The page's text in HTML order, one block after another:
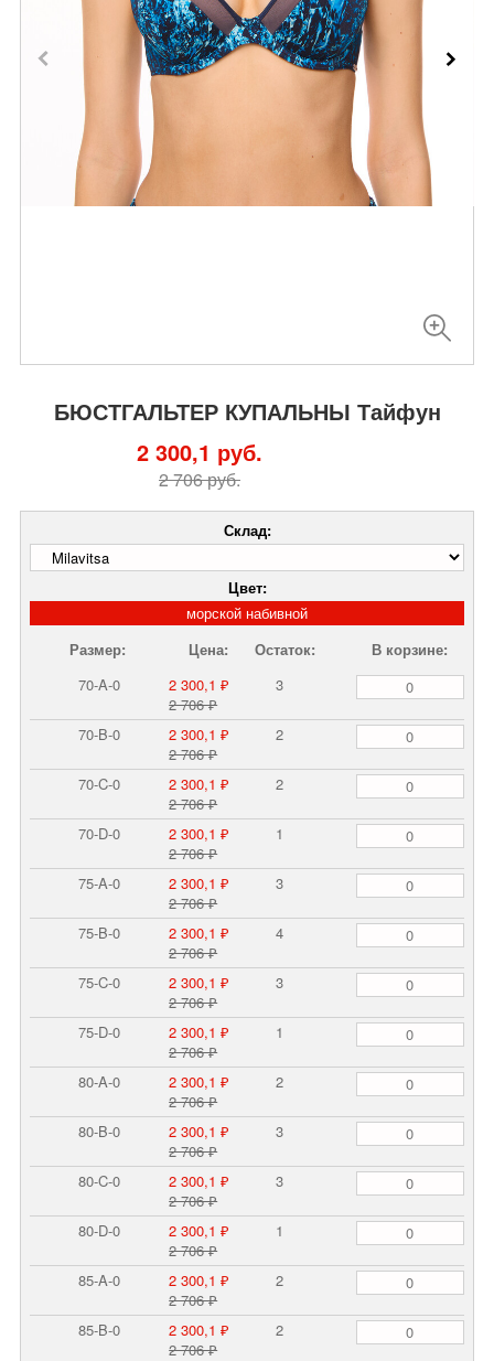
БЮСТГАЛЬТЕР КУПАЛЬНЫ Тайфун
2 706 руб.
2 300,1 руб.
Склад:
Цвет:
морской набивной
Размер:
Цена: Остаток:
В корзине:
70-A-0
2 706 ₽
2 300,1 ₽ 3
70-B-0
2 706 ₽
2 300,1 ₽ 2
70-C-0
2 706 ₽
2 300,1 ₽ 2
70-D-0
2 706 ₽
2 300,1 ₽ 1
75-A-0
2 706 ₽
2 300,1 ₽ 3
75-B-0
2 706 ₽
2 300,1 ₽ 4
75-C-0
2 706 ₽
2 300,1 ₽ 3
75-D-0
2 706 ₽
2 300,1 ₽ 1
80-A-0
2 706 ₽
2 300,1 ₽ 2
80-B-0
2 706 ₽
2 300,1 ₽ 3
80-C-0
2 706 ₽
2 300,1 ₽ 3
80-D-0
2 706 ₽
2 300,1 ₽ 1
85-A-0
2 706 ₽
2 300,1 ₽ 2
85-B-0
2 706 ₽
2 300,1 ₽ 2